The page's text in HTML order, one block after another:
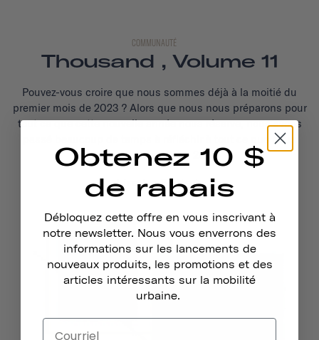
COMMUNAUTÉ
Thousand , Volume 11
Pouvez-vous croire que nous sommes déjà à la moitié du
premier mois de 2023 ? Alors que nous nous préparons pour
tout ce que cette nouvelle année nous réserve, nous avons
passé beaucoup de temps à réfléchir à tout ce que nous
avons accompli en 2022.
Lire La Suite
Obtenez 10 $
de rabais
Débloquez cette offre en vous inscrivant à
notre newsletter. Nous vous enverrons des
informations sur les lancements de
nouveaux produits, les promotions et des
articles intéressants sur la mobilité
urbaine.